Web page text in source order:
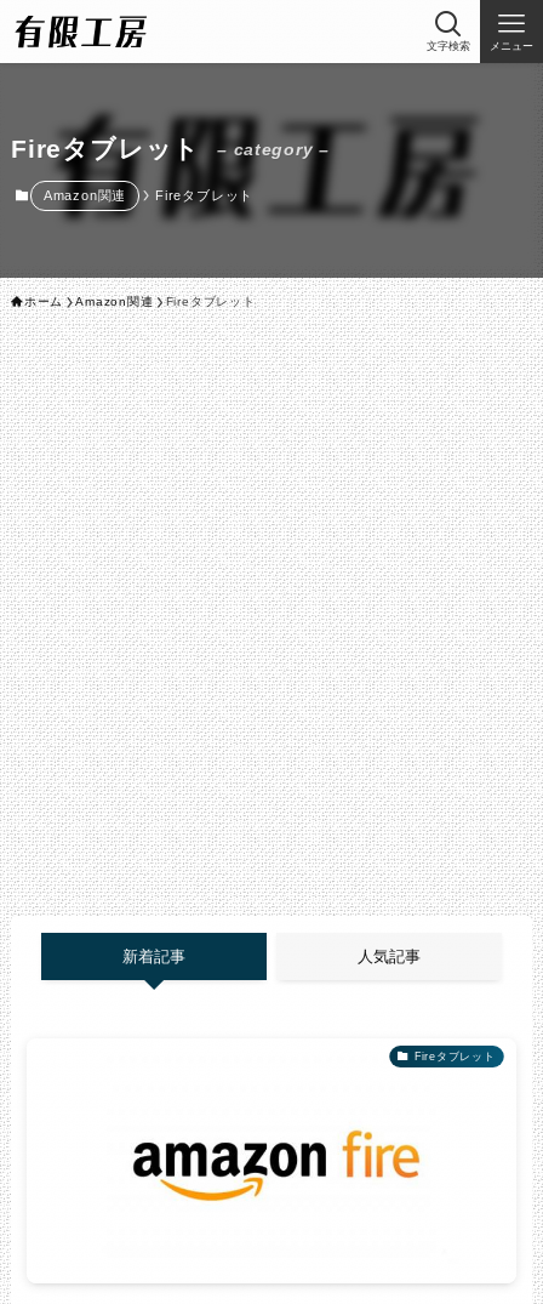
文字検索 メニュー
Fireタブレット – category –
Amazon関連 Fireタブレット
ホーム Amazon関連 Fireタブレット
新着記事 人気記事
Fireタブレット